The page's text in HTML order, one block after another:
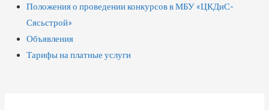
Положения о проведении конкурсов в МБУ «ЦКДиС-
Сясьстрой»
Объявления
Тарифы на платные услуги